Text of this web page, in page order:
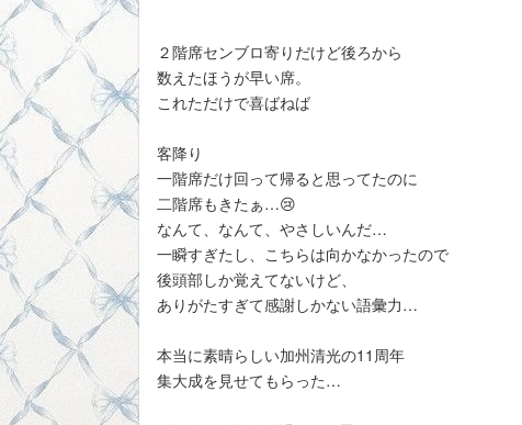
２階席センブロ寄りだけど後ろから
数えたほうが早い席。
これただけで喜ばねば
客降り
一階席だけ回って帰ると思ってたのに
二階席もきたぁ…😢
なんて、なんて、やさしいんだ…
一瞬すぎたし、こちらは向かなかったので
後頭部しか覚えてないけど、
ありがたすぎて感謝しかない語彙力…
本当に素晴らしい加州清光の11周年
集大成を見せてもらった…